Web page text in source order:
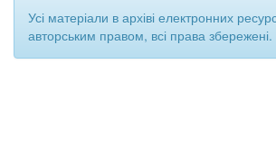
Усі матеріали в архіві електронних
авторським правом, всі права збережені.